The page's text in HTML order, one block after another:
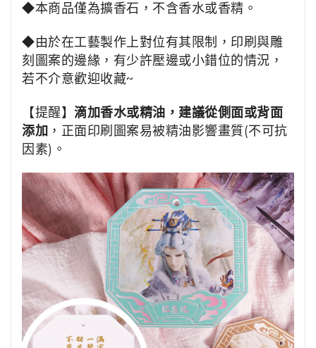
◆本商品僅為擴香石，不含香水或香精。
◆由於在工藝製作上對位有其限制，印刷與雕
刻圖案的邊緣，有少許壓邊或小錯位的情況，
若不介意歡迎收藏~
【提醒】 滴加香水或精油，建議從側面或背面
添加 ，正面印刷圖案易被精油影響畫質(不可抗
因素)。